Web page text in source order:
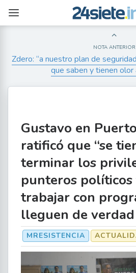
NOTA ANTERIOR
Zdero: “a nuestro plan de
que saben y tienen olor
Gustavo en
ratificó que “se
terminar los
punteros políticos
trabajar con
lleguen de
MRESISTENCIA